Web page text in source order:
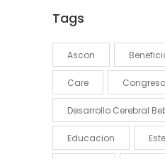
Tags
Ascon
Care
Desarrollo Cerebral
Educacion